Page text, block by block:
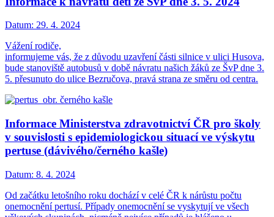
Datum: 29. 4. 2024
Vážení rodiče,
informujeme vás, že z důvodu uzavření části silnice v ulici Husova,
bude stanoviště autobusů v době návratu našich žáků ze ŠvP dne 3.
5. přesunuto do ulice Bezručova, pravá strana ze směru od centra.
Informace Ministerstva zdravotnictví ČR pro školy
v souvislosti s epidemiologickou situací ve výskytu
pertuse (dávivého/černého kašle)
Datum: 8. 4. 2024
Od začátku letošního roku dochází v celé ČR k nárůstu počtu
onemocnění pertusí. Případy onemocnění se vyskytují ve všech